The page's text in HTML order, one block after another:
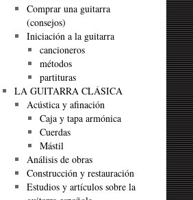
Comprar una guitarra
(consejos)
Iniciación a la guitarra
cancioneros
métodos
partituras
LA GUITARRA CLÁSICA
Acústica y afinación
Caja y tapa armónica
Cuerdas
Mástil
Análisis de obras
Construcción y restauración
Estudios y artículos sobre la